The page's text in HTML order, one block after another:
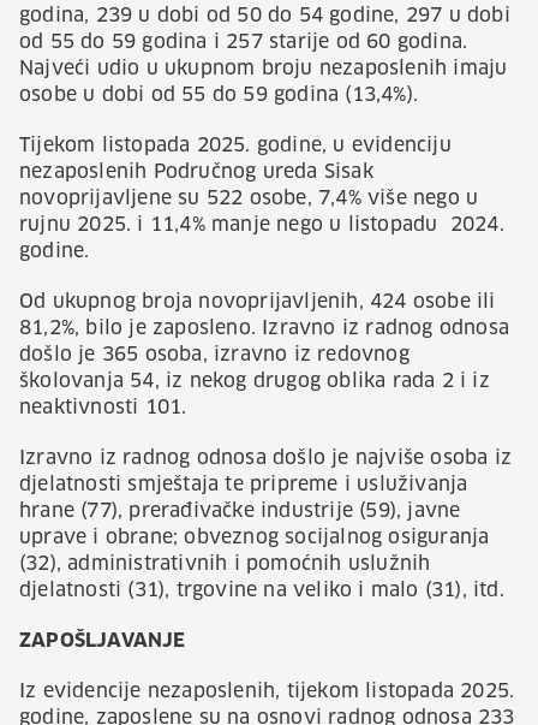
godina, 239 u dobi od 50 do 54 godine, 297 u dobi
od 55 do 59 godina i 257 starije od 60 godina.
Najveći udio u ukupnom broju nezaposlenih imaju
osobe u dobi od 55 do 59 godina (13,4%).
Tijekom listopada 2025. godine, u evidenciju
nezaposlenih Područnog ureda Sisak
novoprijavljene su 522 osobe, 7,4% više nego u
rujnu 2025. i 11,4% manje nego u listopadu 2024.
godine.
Od ukupnog broja novoprijavljenih, 424 osobe ili
81,2%, bilo je zaposleno. Izravno iz radnog odnosa
došlo je 365 osoba, izravno iz redovnog
školovanja 54, iz nekog drugog oblika rada 2 i iz
neaktivnosti 101.
Izravno iz radnog odnosa došlo je najviše osoba iz
djelatnosti smještaja te pripreme i usluživanja
hrane (77), prerađivačke industrije (59), javne
uprave i obrane; obveznog socijalnog osiguranja
(32), administrativnih i pomoćnih uslužnih
djelatnosti (31), trgovine na veliko i malo (31), itd.
ZAPOŠLJAVANJE
Iz evidencije nezaposlenih, tijekom listopada 2025.
godine, zaposlene su na osnovi radnog odnosa 233